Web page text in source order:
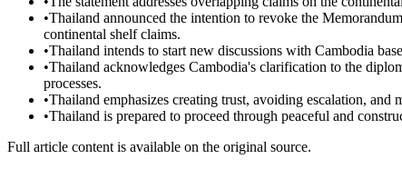
•Thailand announced the intention to revoke the
continental shelf claims.
•Thailand intends to start new discussions with Cambodia
•Thailand acknowledges Cambodia's clarification to the
processes.
•Thailand emphasizes creating trust, avoiding escalation,
•Thailand is prepared to proceed through peaceful and
Full article content is available on the original source.